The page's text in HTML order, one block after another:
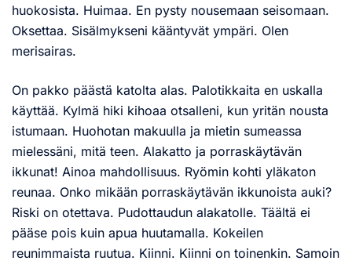
huokosista. Huimaa. En pysty nousemaan seisomaan.
Oksettaa. Sisälmykseni kääntyvät ympäri. Olen
merisairas.
On pakko päästä katolta alas. Palotikkaita en uskalla
käyttää. Kylmä hiki kihoaa otsalleni, kun yritän nousta
istumaan. Huohotan makuulla ja mietin sumeassa
mielessäni, mitä teen. Alakatto ja porraskäytävän
ikkunat! Ainoa mahdollisuus. Ryömin kohti yläkaton
reunaa. Onko mikään porraskäytävän ikkunoista auki?
Riski on otettava. Pudottaudun alakatolle. Täältä ei
pääse pois kuin apua huutamalla. Kokeilen
reunimmaista ruutua. Kiinni. Kiinni on toinenkin. Samoin